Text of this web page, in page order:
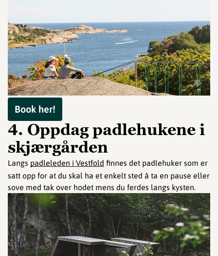
©
Book her!
4. Oppdag padlehukene i
skjærgården
Langs padleleden i Vestfold finnes det padlehuker som er
satt opp for at du skal ha et enkelt sted å ta en pause eller
sove med tak over hodet mens du ferdes langs kysten.